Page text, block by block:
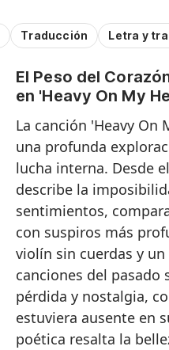
Traducción Letra y
El Peso del
en 'Heavy On My
La canción 'Heavy On
una profunda
lucha interna. Desde
describe la
sentimientos,
con suspiros más
violín sin cuerdas y
canciones del pasado
pérdida y nostalgia,
estuviera ausente en
poética resalta la